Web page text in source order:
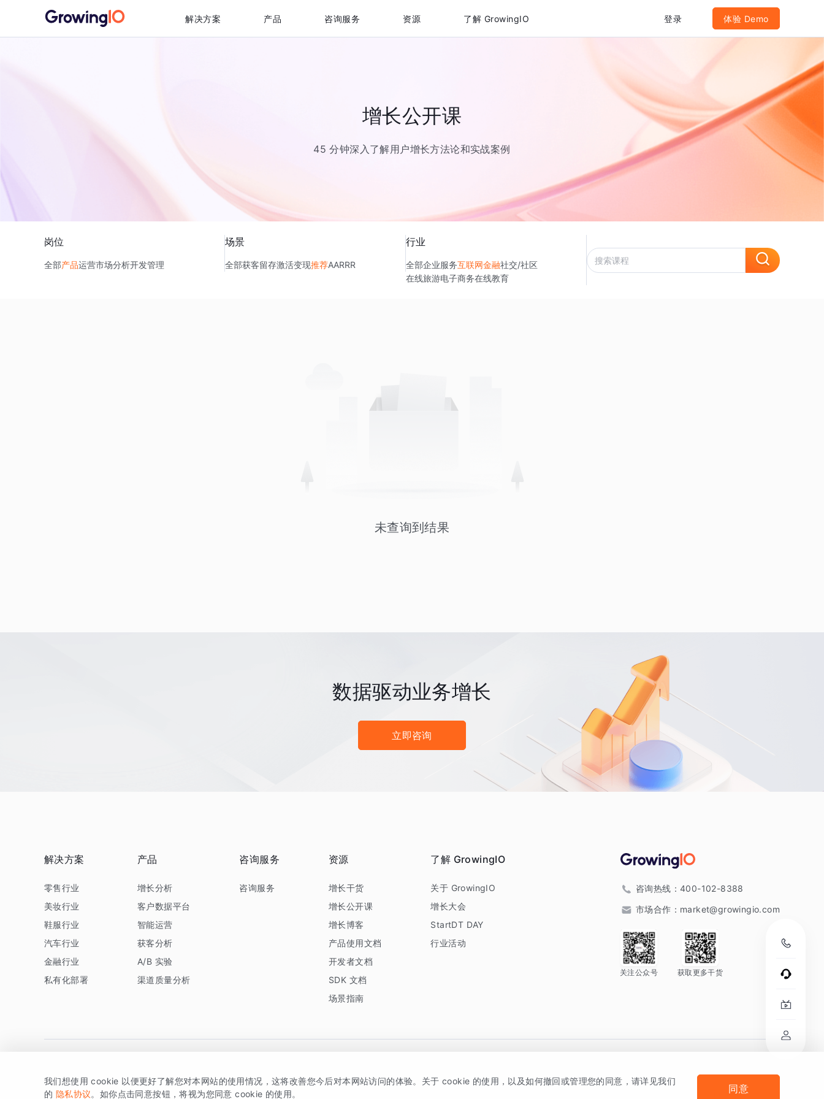
解决方案 产品 咨询服务 资源 了解 GrowingIO 登录 体验 Demo
增长公开课
45 分钟深入了解用户增长方法论和实战案例
岗位
全部产品运营市场分析开发管理
场景
全部获客留存激活变现推荐AARRR
行业
全部企业服务互联网金融社交/社区
在线旅游电子商务在线教育
未查询到结果
数据驱动业务增长
立即咨询
解决方案
零售行业
美妆行业
鞋服行业
汽车行业
金融行业
私有化部署
产品
增长分析
客户数据平台
智能运营
获客分析
A/B 实验
渠道质量分析
咨询服务
咨询服务
资源
增长干货
增长公开课
增长博客
产品使用文档
开发者文档
SDK 文档
场景指南
了解 GrowingIO
关于 GrowingIO
增长大会
StartDT DAY
行业活动
咨询热线： 400-102-8388
市场合作： market@growingio.com
关注公众号 获取更多干货
版权所有 © 北京易数科技有限公司SDK相关说明 京ICP备15038330号 法律声明及隐私条款
我们想使用 cookie 以便更好了解您对本网站的使用情况，这将改善您今后对本网站访问的体验。关于 cookie 的使用，以及如何撤回或管理您的同意，请详见我们
的 隐私协议。如你点击同意按钮，将视为您同意 cookie 的使用。 同意